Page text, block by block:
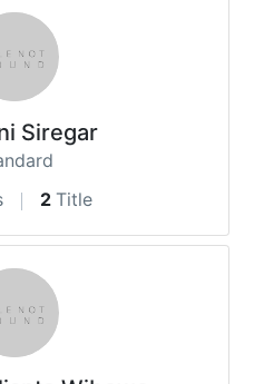
Siregar
2 Title